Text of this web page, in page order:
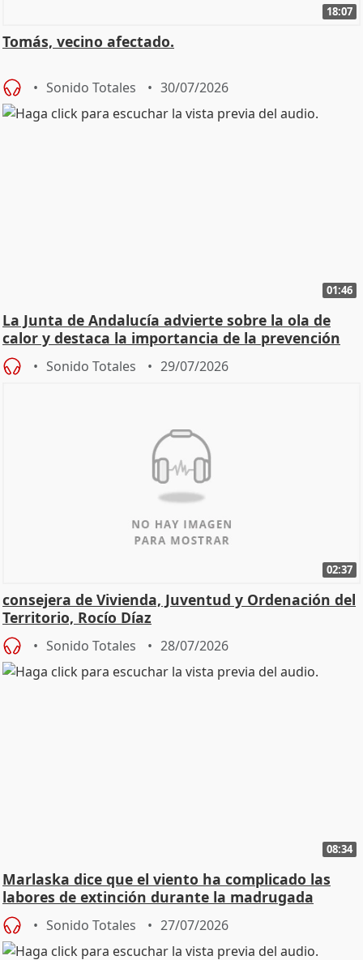
18:07
Tomás, vecino afectado.
Sonido Totales 30/07/2026
01:46
La Junta de Andalucía advierte sobre la ola de
calor y destaca la importancia de la prevención
Sonido Totales 29/07/2026
02:37
consejera de Vivienda, Juventud y Ordenación del
Territorio, Rocío Díaz
Sonido Totales 28/07/2026
08:34
Marlaska dice que el viento ha complicado las
labores de extinción durante la madrugada
Sonido Totales 27/07/2026